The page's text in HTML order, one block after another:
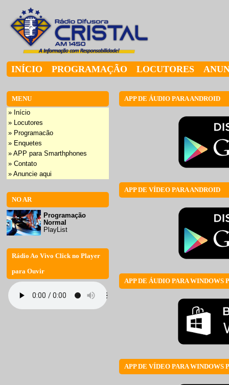
INÍCIO PROGRAMAÇÃO LOCUTORES
MENU
» Início
» Locutores
» Programacão
» Enquetes
» APP para Smarthphones
» Contato
» Anuncie aqui
NO AR
Programação
Normal
PlayList
Rádio Ao Vivo Click no Player
para Ouvir
APP DE ÁUDIO PARA ANDROID
APP DE VÍDEO PARA ANDROID
APP DE ÁUDIO PARA WINDOWS
APP DE VÍDEO PARA WINDOWS